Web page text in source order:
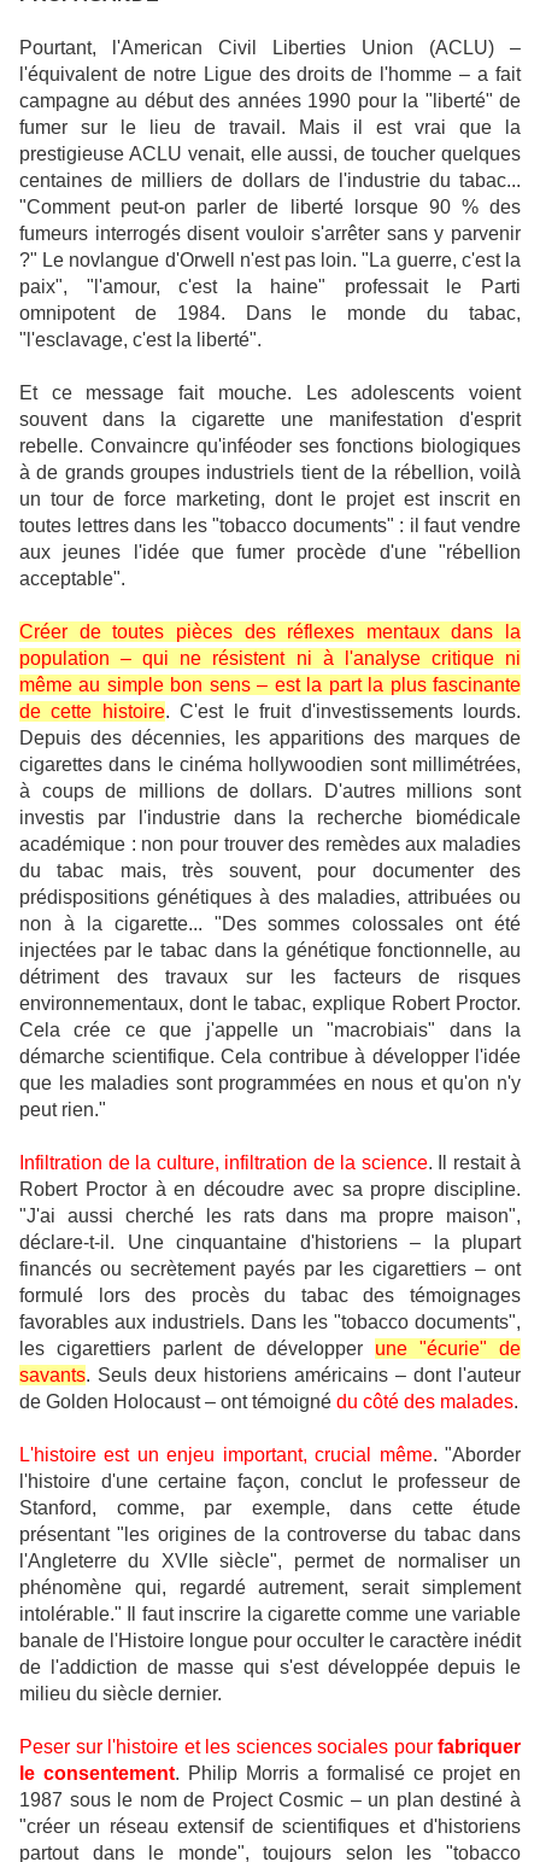
Pourtant, l'American Civil Liberties Union
(ACLU) –
l'équivalent de notre Ligue des droits de l'homme – a fait
campagne au début des années 1990 pour la "liberté" de
fumer
sur le lieu de travail. Mais il est vrai que la
prestigieuse ACLU venait, elle aussi, de toucher quelques
centaines de milliers de dollars de l'industrie du tabac...
"Comment peut-on
parler de liberté lorsque 90 % des
fumeurs interrogés disent vouloir s'arrêter sans y parvenir
?" Le novlangue d'Orwell n'est pas loin. "La guerre, c'est la
paix", "l'amour, c'est la haine" professait le Parti
omnipotent de 1984. Dans le monde du tabac,
"l'esclavage, c'est la liberté".
Et ce message fait mouche. Les adolescents voient
souvent dans la cigarette une manifestation d'esprit
rebelle. Convaincre qu'inféoder ses fonctions biologiques
à de grands groupes industriels tient de la rébellion, voilà
un tour de force marketing, dont le projet est inscrit en
toutes lettres dans les "tobacco documents" : il faut vendre
aux jeunes l'idée que
fumer
procède d'une "rébellion
acceptable".
Créer de toutes pièces des réflexes mentaux dans la
population – qui ne résistent ni à l'analyse critique ni
même au simple bon sens – est la part la plus fascinante
de cette histoire. C'est le fruit d'investissements lourds.
Depuis des décennies, les apparitions des marques de
cigarettes dans le cinéma hollywoodien sont millimétrées,
à coups de millions de dollars. D'autres millions sont
investis par l'industrie dans la recherche biomédicale
académique : non pour trouver des remèdes aux maladies
du tabac mais, très souvent, pour
documenter
des
prédispositions génétiques à des maladies, attribuées ou
non à la cigarette... "Des sommes colossales ont été
injectées par le tabac dans la génétique fonctionnelle, au
détriment des travaux sur les facteurs de risques
environnementaux, dont le tabac, explique Robert Proctor.
Cela crée ce que j'appelle un "macrobiais" dans la
démarche scientifique. Cela contribue à développer l'idée
que les maladies sont programmées en nous et qu'on n'y
peut rien."
Infiltration de la culture, infiltration de la science. Il restait à
Robert Proctor à en découdre avec sa propre discipline.
"J'ai aussi cherché les rats dans ma propre maison",
déclare-t-il. Une cinquantaine d'historiens – la plupart
financés ou secrètement payés par les cigarettiers – ont
formulé lors des procès du tabac des témoignages
favorables aux industriels. Dans les "tobacco documents",
les cigarettiers parlent de développer
une "écurie" de
savants. Seuls deux historiens américains – dont l'auteur
de Golden Holocaust – ont témoigné du côté des malades.
L'histoire est un enjeu important, crucial même. "Aborder
l'histoire d'une certaine façon, conclut le professeur de
Stanford, comme, par exemple, dans cette étude
présentant "les origines de la controverse du tabac dans
l'Angleterre du XVIIe siècle", permet de
normaliser
un
phénomène qui, regardé autrement, serait simplement
intolérable." Il faut inscrire la cigarette comme une variable
banale de l'Histoire longue pour occulter le caractère inédit
de l'addiction de masse qui s'est développée depuis le
milieu du siècle dernier.
Peser sur l'histoire et les sciences sociales pour fabriquer
le consentement. Philip Morris a formalisé ce projet en
1987 sous le nom de Project Cosmic – un plan destiné à
"créer un réseau extensif de scientifiques et d'historiens
partout dans le monde", toujours selon les "tobacco